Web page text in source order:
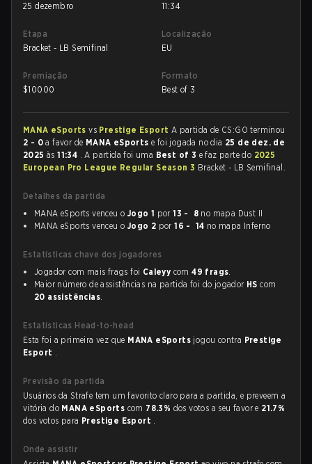
25 dezembro
11:34
Etapa
Bracket - LB Semifinal
Localização
EU
Premiação
$10000
Formato
Best of 3
MANA eSportsvs Prestige Esport A partida de CS:GO terminou
2 - 0 a favor de MANA eSportse foi jogada no dia 25 de dez. de
2025 às11:34 . A partida foi uma Best of 3 e faz parte do 2025
European Pro League Regular Season 3 Bracket - LB Semifinal.
Detalhes da partida
MANA eSports venceu o Jogo 1 por13 - 8 no mapa Dust II
MANA eSports venceu o Jogo 2 por16 - 14 no mapa Inferno
Estatísticas chave dos jogadores
Jogador com mais frags foi Caleyy com49 frags.
Maior número de assistências na partida foi do jogador HS com
20 assistências.
Estatísticas Head-to-head
Esta foi a primeira vez que MANA eSports jogou contra Prestige
Esport .
Previsão da partida
Usuários da Strafe tem um favorito claro para a partida, e preveem a
vitória do MANA eSports com 78.3% dos votos a seu favor e 21.7%
dos votos para Prestige Esport .
Onde assistir